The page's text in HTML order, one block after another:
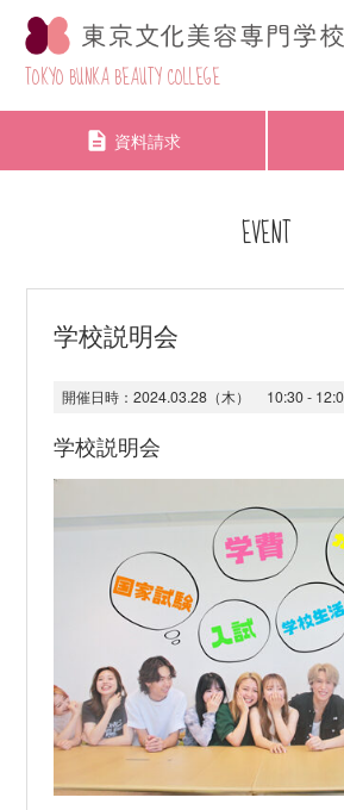
TOKYO BUNKA BEAUTY COLLEGE
資料請求
EVENT
学校説明会
開催日時： 2024.03.28（木） 10:30 -
学校説明会